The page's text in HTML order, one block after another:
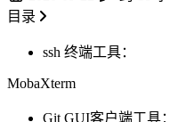
目录
ssh 终端工具：
MobaXterm
Git GUI客户端工具：